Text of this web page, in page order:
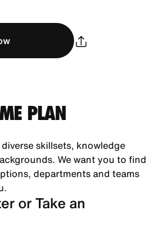
PLAN
skillsets, knowledge
We want you to find
departments and teams
or Take an